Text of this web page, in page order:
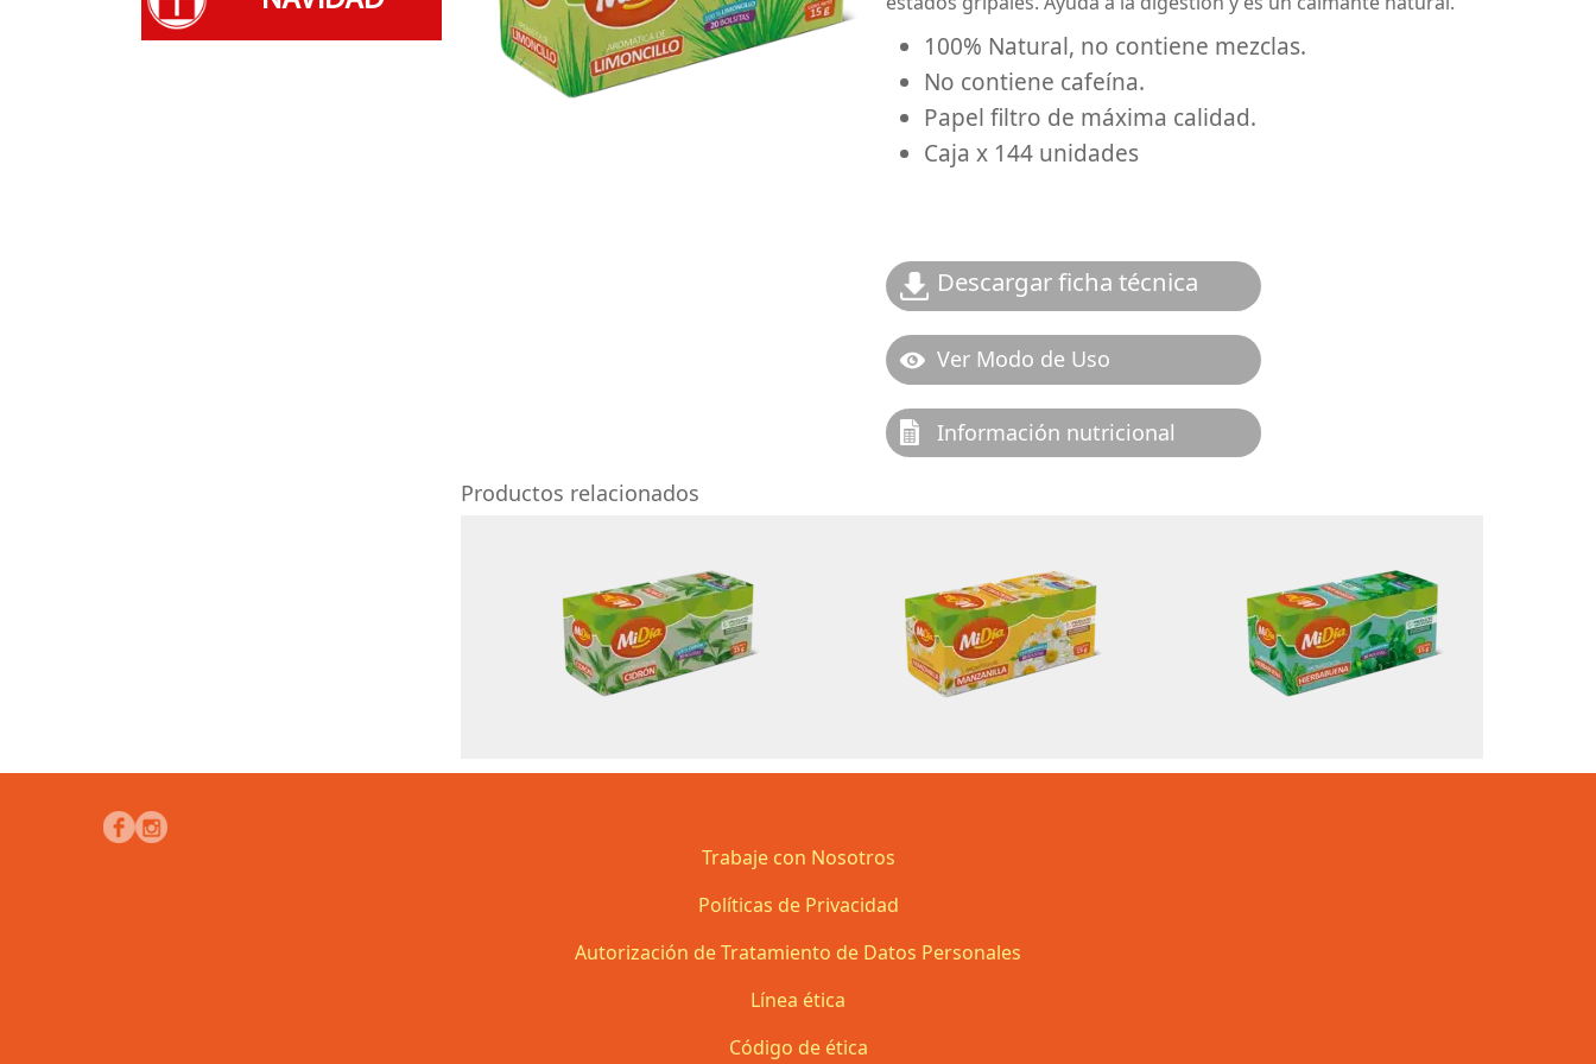
100% Natural, no contiene mezclas.
No contiene cafeína.
Papel filtro de máxima calidad.
Caja x 144 unidades
Descargar ficha técnica
Ver Modo de Uso
Información nutricional
Productos relacionados
Trabaje con Nosotros
Políticas de Privacidad
Autorización de Tratamiento de Datos Personales
Línea ética
Código de ética